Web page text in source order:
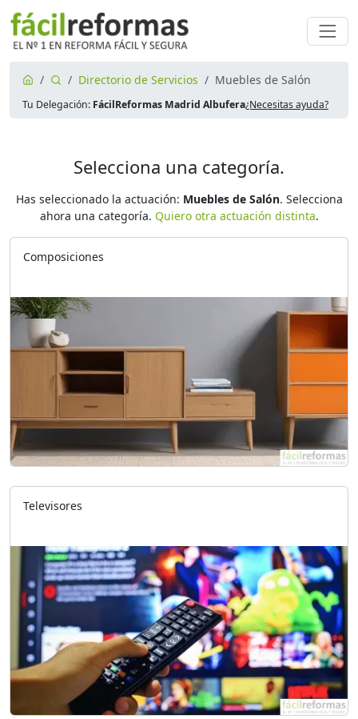
Directorio de Servicios Muebles de Salón
Tu Delegación: FácilReformas Madrid Albufera¿Necesitas ayuda?
Selecciona una categoría.
Has seleccionado la actuación: Muebles de Salón. Selecciona
ahora una categoría. Quiero otra actuación distinta.
Composiciones
Televisores